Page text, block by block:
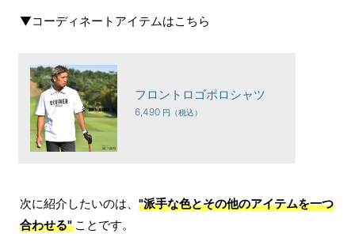
▼コーディネートアイテムはこちら
フロントロゴポロシャツ
6,490
次に紹介したいのは、 "派手な色とその他のアイテムを一つ
合わせる"ことです。